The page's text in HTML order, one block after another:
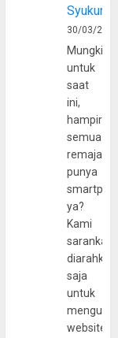
Syukur
30/03/
Mungkin
untuk
saat
ini,
hampir
semua
remaja
punya
ya?
Kami
sarankan,
diarahkan
saja
untuk
website